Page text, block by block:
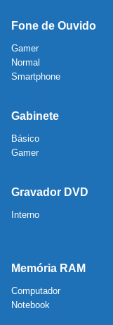
Fone de Ouvido
Gamer
Normal
Smartphone
Gabinete
Básico
Gamer
Gravador DVD
Interno
Memória RAM
Computador
Notebook